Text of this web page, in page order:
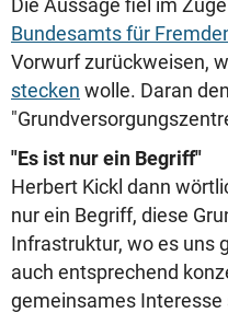
Die Aussage fiel im
Bundesamts für
Vorwurf zurückweisen,
stecken wolle. Daran
"Es ist nur ein Begriff"
Herbert Kickl dann
nur ein Begriff, diese
Infrastruktur, wo es uns
auch entsprechend
gemeinsames Interesse